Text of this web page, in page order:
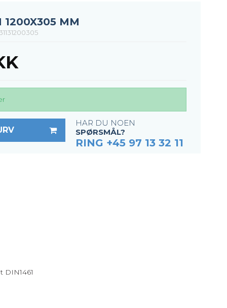
Stormasket
1200X305 MM
HAR DU NOEN
SPØRSMÅL?
RING +45 97 13 32 11
DIN1461